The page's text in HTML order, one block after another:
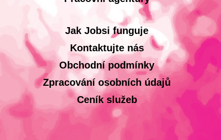
Jak Jobsi funguje
Kontaktujte nás
Obchodní podmínky
Zpracování osobních údajů
Ceník služeb